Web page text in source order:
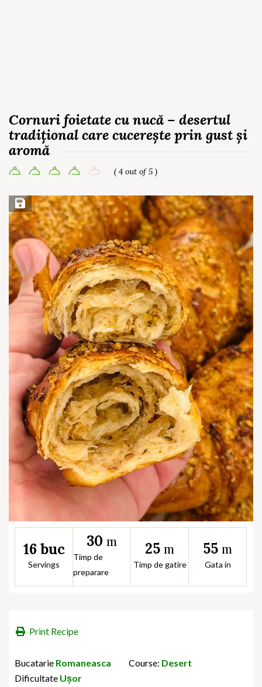
Cornuri foietate cu nucă – desertul
tradițional care cucerește prin gust și
aromă
( 4 out of 5 )
Save Recipe
16 buc
Servings
30 m
Timp de
preparare
25 m
Timp de gatire
55 m
Gata in
Print Recipe
Bucatarie Romaneasca Course: Desert
Dificultate Ușor